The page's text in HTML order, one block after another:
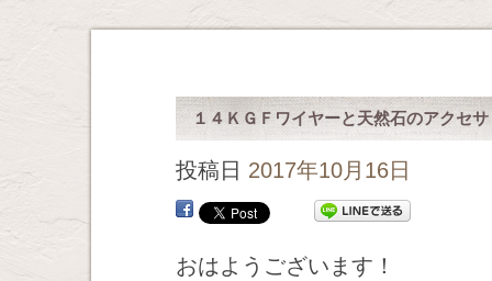
１４ＫＧＦワイヤーと天然石のアクセ
投稿日 2017年10月16日
おはようございます！